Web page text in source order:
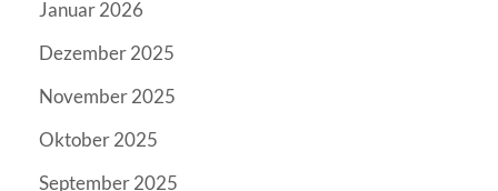
Januar 2026
Dezember 2025
November 2025
Oktober 2025
September 2025